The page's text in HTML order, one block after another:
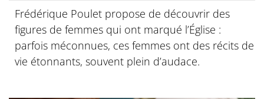
Frédérique Poulet propose de découvrir des
figures de femmes qui ont marqué l’Église :
parfois méconnues, ces femmes ont des récits de
vie étonnants, souvent plein d’audace.